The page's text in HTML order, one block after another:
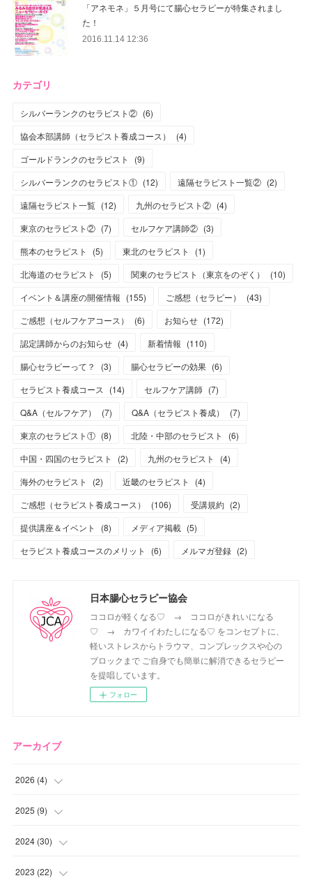
「アネモネ」５月号にて腸心セラピーが特集されまし
た！
2016.11.14 12:36
カテゴリ
シルバーランクのセラピスト② (6)
協会本部講師（セラピスト養成コース）
(4)
ゴールドランクのセラピスト
(9)
シルバーランクのセラピスト① (12) 遠隔セラピスト一覧② (2)
遠隔セラピスト一覧 (12) 九州のセラピスト② (4)
東京のセラピスト② (7) セルフケア講師② (3)
熊本のセラピスト
(5) 東北のセラピスト (1)
北海道のセラピスト
(5) 関東のセラピスト（東京をのぞく） (10)
イベント＆講座の開催情報 (155) ご感想（セラピー） (43)
ご感想（セルフケアコース）
(6) お知らせ (172)
認定講師からのお知らせ (4) 新着情報 (110)
腸心セラピーって？
(3) 腸心セラピーの効果 (6)
セラピスト養成コース
(14) セルフケア講師 (7)
Q&A（セルフケア）
(7) Q&A（セラピスト養成） (7)
東京のセラピスト① (8) 北陸・中部のセラピスト (6)
中国・四国のセラピスト
(2) 九州のセラピスト (4)
海外のセラピスト
(2) 近畿のセラピスト (4)
ご感想（セラピスト養成コース）
(106) 受講規約 (2)
提供講座＆イベント
(8) メディア掲載 (5)
セラピスト養成コースのメリット
(6) メルマガ登録 (2)
日本腸心セラピー協会
ココロが軽くなる♡ → ココロがきれいになる
♡ → カワイイわたしになる♡ をコンセプトに、
軽いストレスからトラウマ、コンプレックスや心の
ブロックまで ご自身でも簡単に解消できるセラピー
を提唱しています。
フォロー
アーカイブ
2026 (4)
( )
(1
(1
2025 (9)
(2
(2
2024 (30)
(4
2023 (22)